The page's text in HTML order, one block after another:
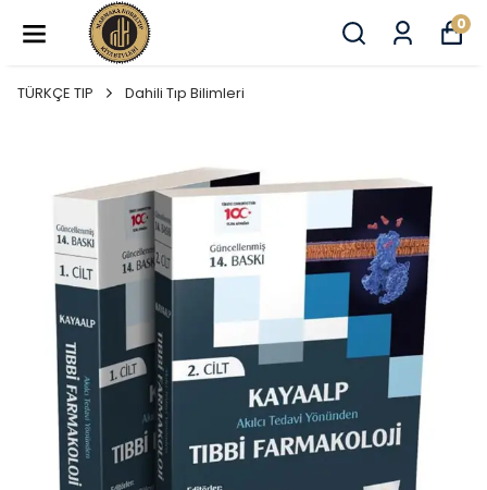
0
TÜRKÇE TIP Dahili Tıp Bilimleri